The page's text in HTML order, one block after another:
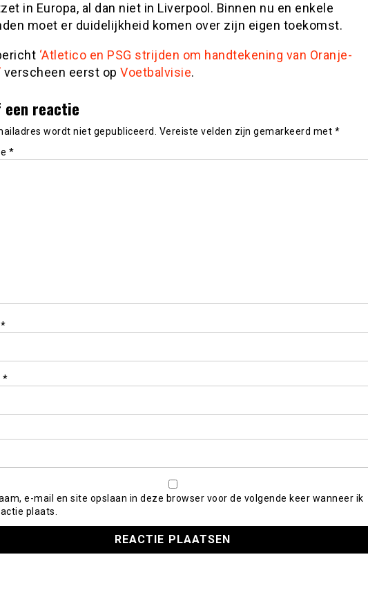
in Europa, al dan niet in Liverpool. Binnen nu en enkele
moet er duidelijkheid komen over zijn eigen toekomst.
‘Atletico en PSG strijden om handtekening van Oranje-
verscheen eerst op Voetbalvisie.
een reactie
wordt niet gepubliceerd. Vereiste velden zijn gemarkeerd met *
*
*
*
e-mail en site opslaan in deze browser voor de volgende keer wanneer ik
plaats.